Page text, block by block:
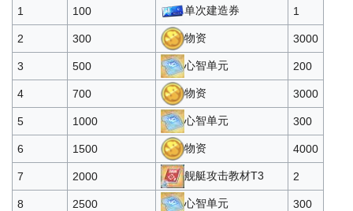
物资*2000 500
6250
石油*1000
酸素可乐*1 15
1 100 单次建造券 1
2 300 物资 3000
3 500 心智单元 200
4 700 物资 3000
5 1000 心智单元 300
6 1500 物资 4000
7 2000 舰艇攻击教材T3 2
8 2500 心智单元 300